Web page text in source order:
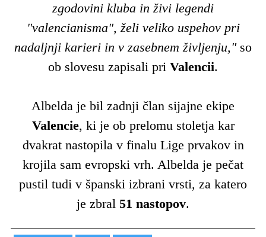
zgodovini kluba in živi legendi
"valencianisma", želi veliko uspehov pri
nadaljnji karieri in v zasebnem življenju,"so
ob slovesu zapisali pri Valencii.
Albelda je bil zadnji član sijajne ekipe
Valencie, ki je ob prelomu stoletja kar
dvakrat nastopila v finalu Lige prvakov in
krojila sam evropski vrh. Albelda je pečat
pustil tudi v španski izbrani vrsti, za katero
je zbral 51 nastopov.